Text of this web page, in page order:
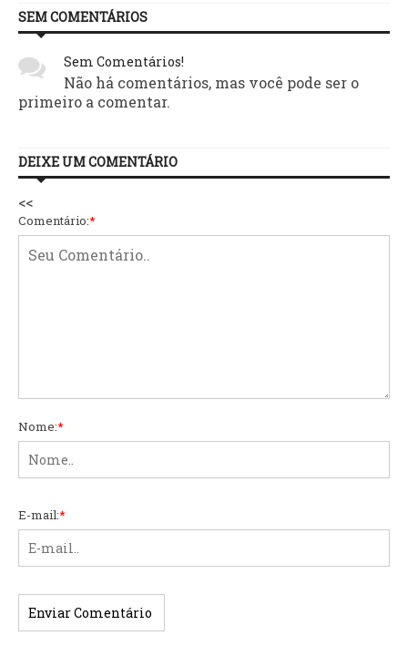
SEM COMENTÁRIOS
Sem Comentários!
Não há comentários, mas você pode ser o
primeiro a comentar.
DEIXE UM COMENTÁRIO
<<
Comentário:*
Nome:*
E-mail:*